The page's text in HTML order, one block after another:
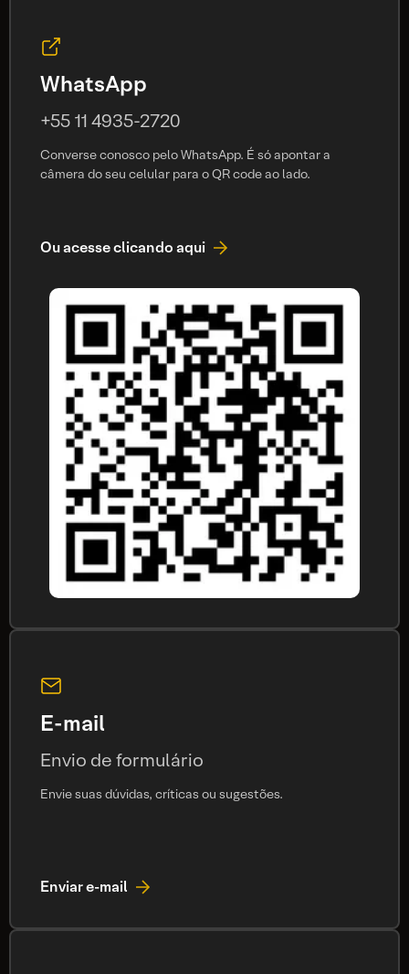
WhatsApp
+55 11 4935-2720
Converse conosco pelo WhatsApp. É só apontar a
câmera do seu celular para o QR code ao lado.
Ou acesse clicando aqui
E-mail
Envio de formulário
Envie suas dúvidas, críticas ou sugestões.
Enviar e-mail